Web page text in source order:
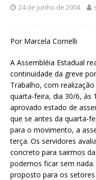
24 de junho de 2004
Por Marcela Cornelli
A Assembléia Estadual
continuidade da greve
Trabalho, com
quarta-feira, dia 30/6, às
aprovado estado de
que se antes da quarta-
para o movimento, a
terça. Os servidores
concreto para sairmos
podemos ficar sem
proposto para os